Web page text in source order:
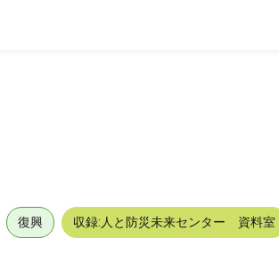
復興 収録:人と防災未来センター 資料室